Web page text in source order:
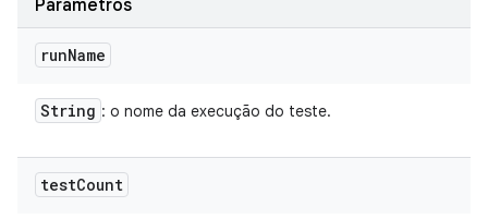
Parâmetros
runName
String : o nome da execução do teste.
testCount